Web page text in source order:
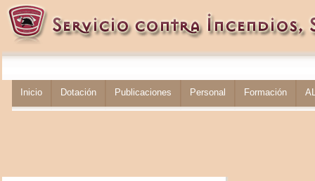
Inicio Dotación Publicaciones Personal Formación